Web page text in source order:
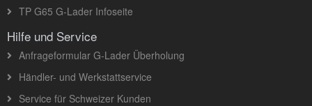
TP G65 G-Lader Infoseite
Hilfe und Service
Anfrageformular G-Lader Überholung
Händler- und Werkstattservice
Service für Schweizer Kunden